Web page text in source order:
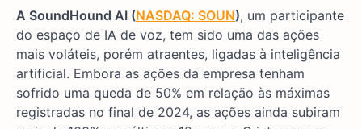
A SoundHound AI (NASDAQ: SOUN), um participante
do espaço de IA de voz, tem sido uma das ações
mais voláteis, porém atraentes, ligadas à inteligência
artificial. Embora as ações da empresa tenham
sofrido uma queda de 50% em relação às máximas
registradas no final de 2024, as ações ainda subiram